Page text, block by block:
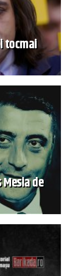
tocmai
de